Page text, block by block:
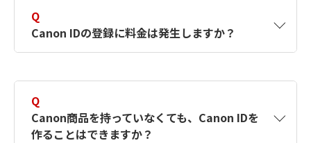
択したサービスから取得します。アカウントを
簡単に作成できるように、この情報を使用して
Canon IDの登録フォームを入力します。
Q
Canon IDの登録に料金は発生しますか？
Q
Canon商品を持っていなくても、Canon IDを
作ることはできますか？